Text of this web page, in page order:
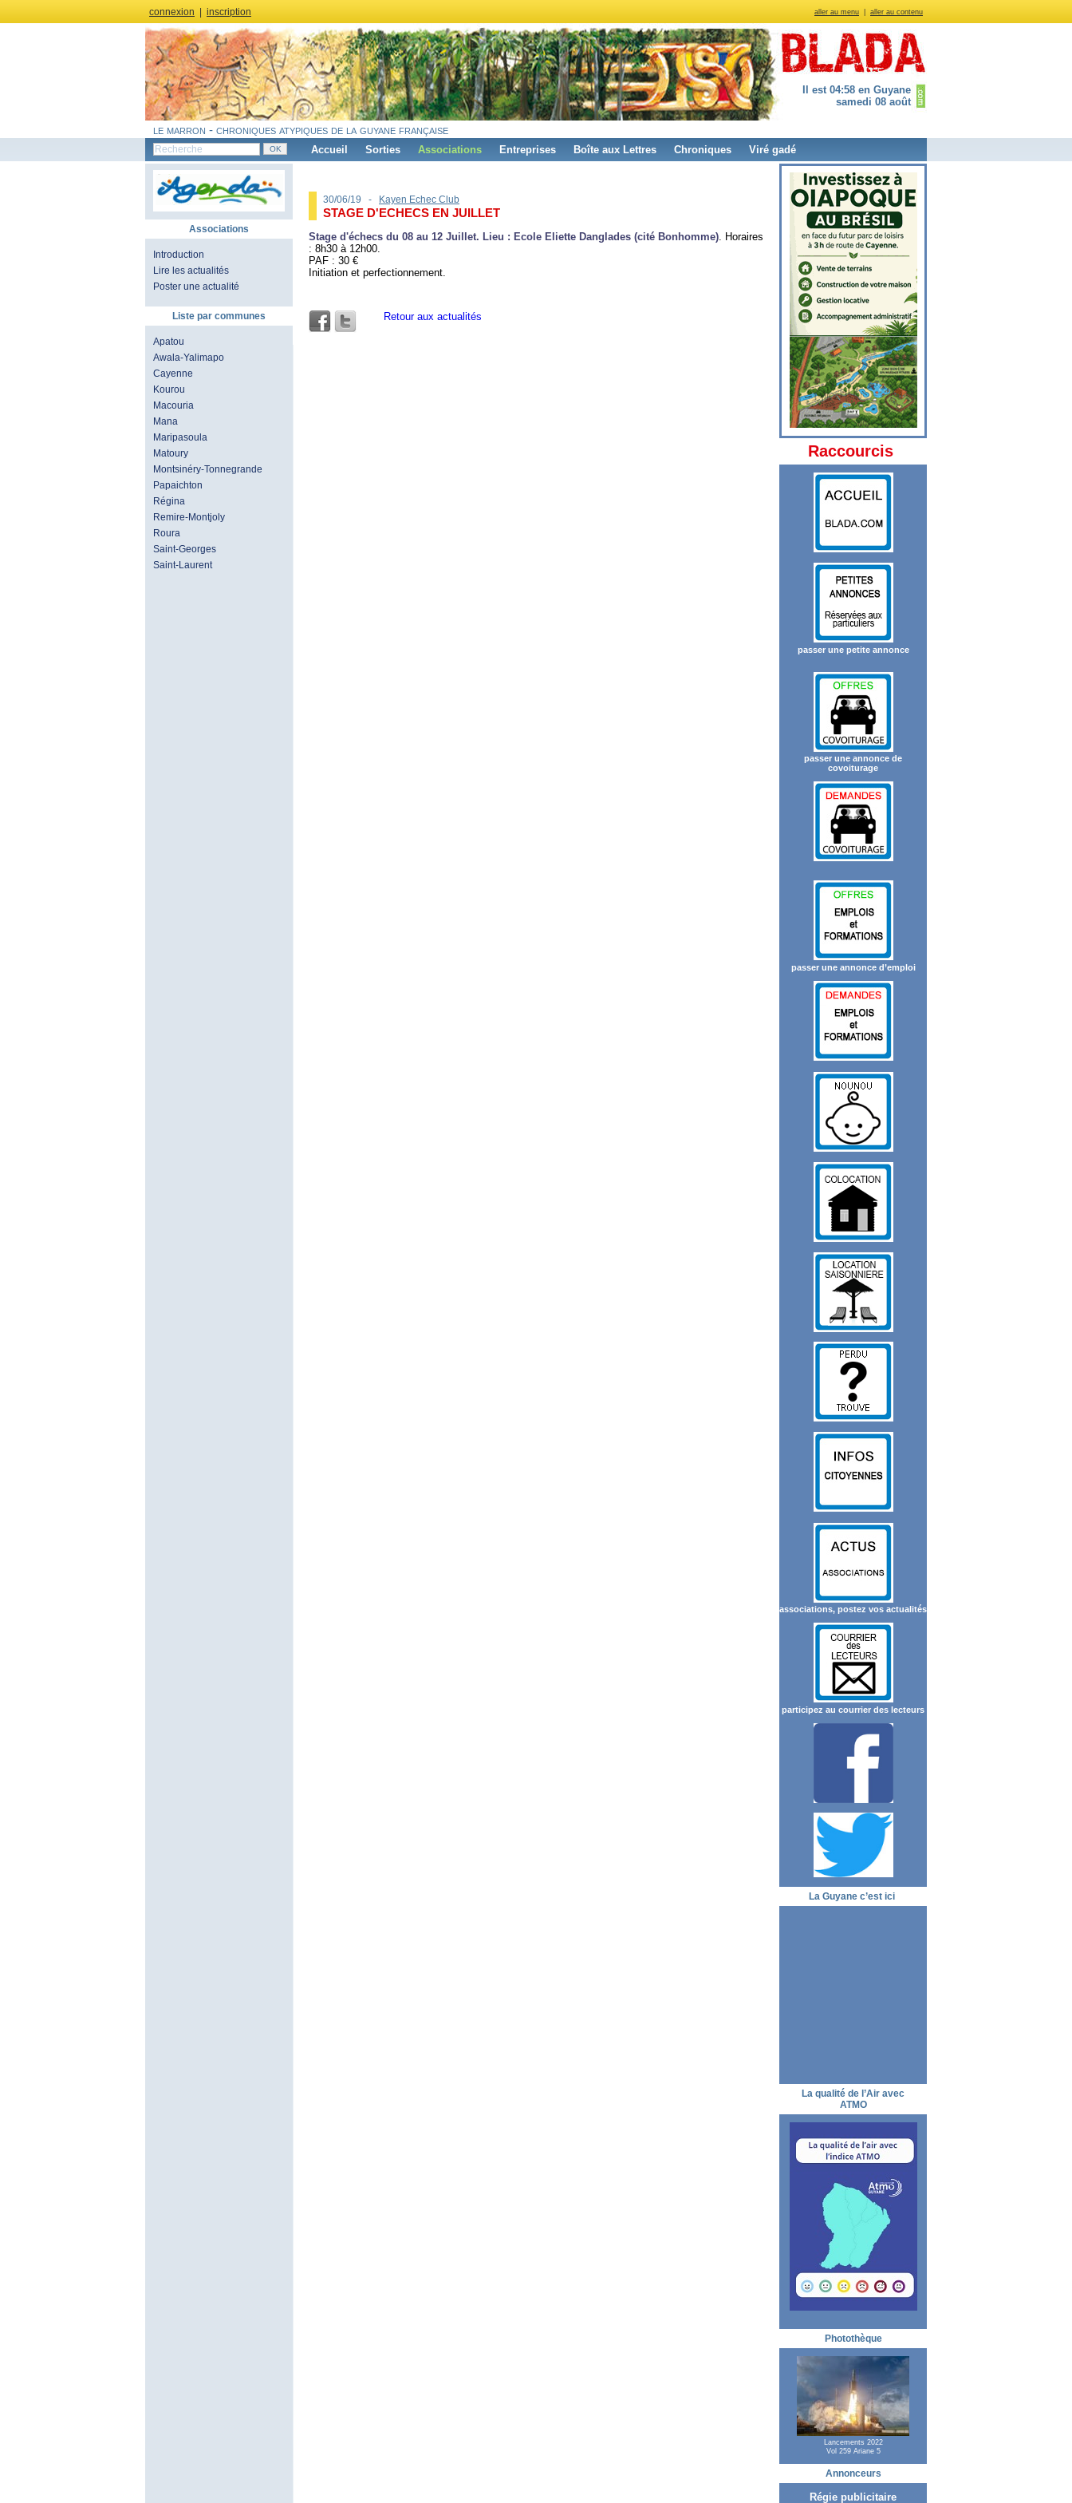
aller au menu aller au contenu
connexion inscription
Il est 04:58 en Guyane
samedi 08 août
le marron - chroniques atypiques de la guyane française
Accueil Sorties Associations Entreprises Boîte aux Lettres Chroniques Viré gadé
Associations
Introduction
Lire les actualités
Poster une actualité
Liste par communes
Apatou
Awala-Yalimapo
Cayenne
Kourou
Macouria
Mana
Maripasoula
Matoury
Montsinéry-Tonnegrande
Papaichton
Régina
Remire-Montjoly
Roura
Saint-Georges
Saint-Laurent
30/06/19 - Kayen Echec Club
STAGE D'ECHECS EN JUILLET
Stage d'échecs du 08 au 12 Juillet. Lieu : Ecole Eliette Danglades (cité Bonhomme) . Horaires
: 8h30 à 12h00.
PAF : 30 €
Initiation et perfectionnement.
Retour aux actualités
Raccourcis
passer une petite annonce
passer une annonce de
covoiturage
passer une annonce d’emploi
associations, postez vos actualités
participez au courrier des lecteurs
La Guyane c’est ici
La qualité de l’Air avec
ATMO
Photothèque
Lancements 2022
Vol 259 Ariane 5
Annonceurs
Régie publicitaire